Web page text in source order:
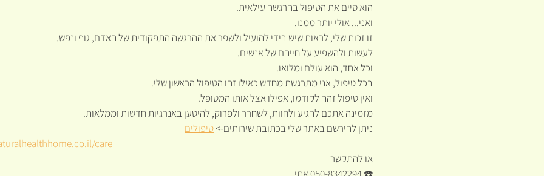
הוא סיים את הטיפול בהרגשה עילאית.
ואני... אולי יותר ממנו.
זו זכות שלי, לראות שיש בידי להועיל ולשפר את ההרגשה התפקודית של האדם, גוף ונפש.
לעשות ולהשפיע על חייהם של אנשים.
וכל אחד, הוא עולם ומלואו.
בכל טיפול, אני מתרגשת מחדש כאילו זהו הטיפול הראשון שלי.
ואין טיפול זהה לקודמו, אפילו אצל אותו המטופל.
מזמינה אתכם להגיע ולחוות, לשחרר ולפרוק, להיטען באנרגיות חדשות וממלאות.
ניתן להירשם באתר שלי בכתובת שירותים-> טיפולים
care
או להתקשר